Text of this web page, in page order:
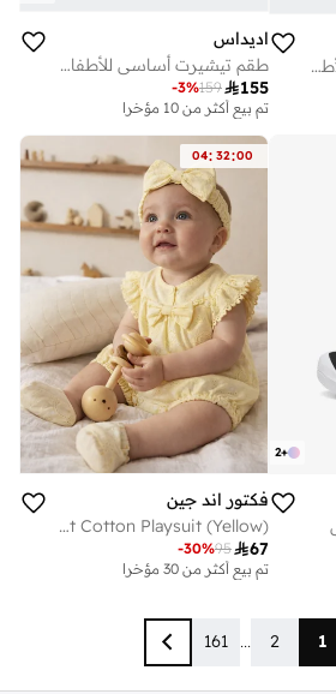
أحذية تينسور كومفورت للأطفال
اديداس
طقم تيشيرت أساسي للأطفال الرضع
155
159
-3%
تم بيع أكثر من 10 مؤخرا
+
2
04: 32:00
فكتور اند جين
Baby Girls’ Broderie Romper – Heart Eyelet Cotton Playsuit (Yellow)
67
95
-30%
تم بيع أكثر من 30 مؤخرا
1
2
...
161